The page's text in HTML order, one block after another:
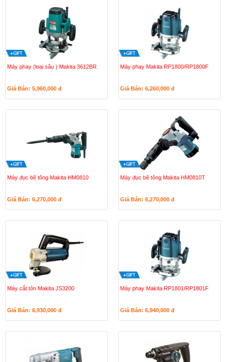
Máy phay (loại sâu ) Makita 3612BR
Giá Bán: 5,960,000 đ
Máy phay Makita RP1800/RP1800F
Giá Bán: 6,260,000 đ
Máy đục bê tông Makita HM0810
Giá Bán: 6,270,000 đ
Máy đục bê tông Makita HM0810T
Giá Bán: 6,270,000 đ
Máy cắt tôn Makita JS3200
Giá Bán: 6,930,000 đ
Máy phay Makita RP1801/RP1801F
Giá Bán: 6,940,000 đ